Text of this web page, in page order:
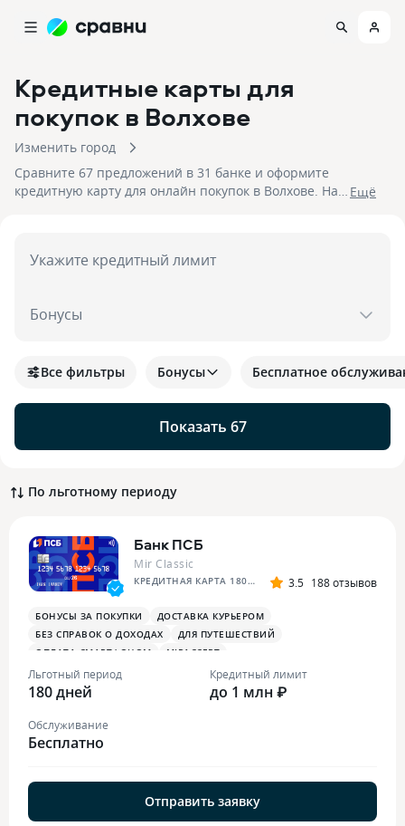
Кредитные карты для
покупок в Волхове
Изменить город
Сравните 67 предложений в 31 банке и оформите
кредитную карту для онлайн покупок в Волхове. На
Eщё
Укажите кредитный лимит
Бонусы
Показать 67
Все фильтры Бонусы Бесплатное
По льготному периоду
Банк ПСБ
Mir Classic
КРЕДИТНАЯ КАРТА 180 ДНЕЙ БЕЗ % 3.5 188 отзывов
БОНУСЫ ЗА ПОКУПКИ
ДОСТАВКА КУРЬЕРОМ
БЕЗ СПРАВОК О ДОХОДАХ
ДЛЯ ПУТЕШЕСТВИЙ
ОПЛАТА СМАРТФОНОМ
MIRACCEPT
БОНУСЫ ЗА МЕДИЦИНСКИЕ УСЛУГИ
Льготный период
180 дней
Кредитный лимит
до 1 млн ₽
Обслуживание
Бесплатно
Отправить заявку